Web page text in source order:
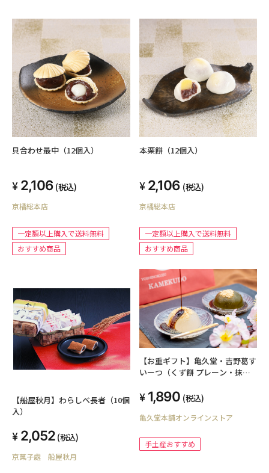
貝合わせ最中（12個入）
2,106 (税込)
京橘総本店
一定額以上購入で送料無料
おすすめ商品
本栗餅（12個入）
2,106 (税込)
京橘総本店
一定額以上購入で送料無料
おすすめ商品
【船屋秋月】わらしべ長者（10個
入）
2,052 (税込)
京菓子處 船屋秋月
【お重ギフト】亀久堂・吉野葛す
いーつ（くず餅 プレーン・抹
1,890 (税込)
亀久堂本舗オンラインストア
手土産おすすめ